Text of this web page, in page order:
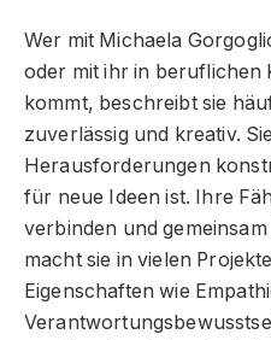
Wer mit Michaela
oder mit ihr in beruflichen
kommt, beschreibt sie
zuverlässig und kreativ.
Herausforderungen
für neue Ideen ist. Ihre
verbinden und
macht sie in vielen
Eigenschaften wie